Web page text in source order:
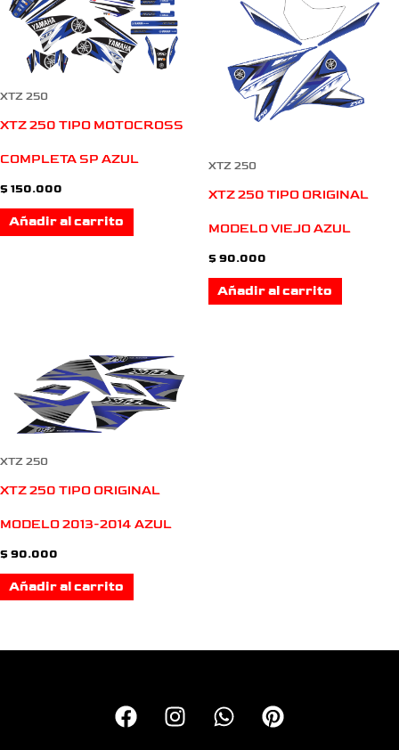
XTZ 250
XTZ 250 TIPO MOTOCROSS
COMPLETA SP AZUL
$ 150.000
Añadir al carrito
XTZ 250
XTZ 250 TIPO ORIGINAL
MODELO VIEJO AZUL
$ 90.000
Añadir al carrito
XTZ 250
XTZ 250 TIPO ORIGINAL
MODELO 2013-2014 AZUL
$ 90.000
Añadir al carrito